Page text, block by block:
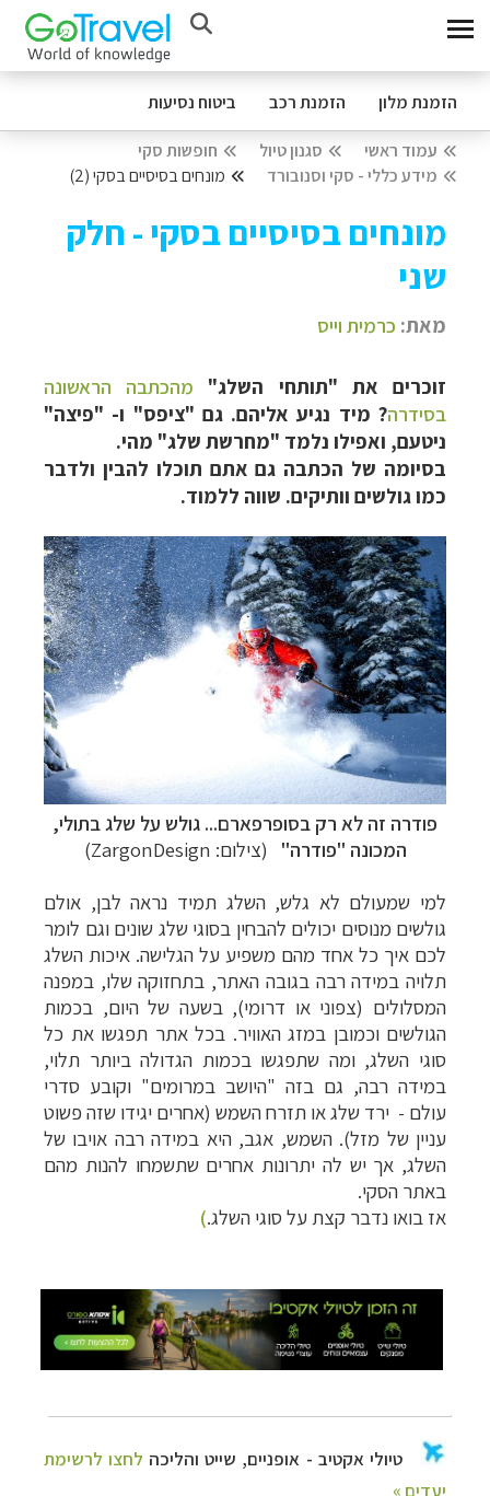
הזמנת מלון הזמנת רכב ביטוח נסיעות
עמוד ראשי סגנון טיול
חופשות סקי
מידע כללי - סקי וסנובורד
מונחים בסיסיים בסקי (2)
מונחים בסיסיים בסקי - חלק
שני
מאת: כרמית וייס
זוכרים את "תותחי השלג" מהכתבה הראשונה
בסידרה? מיד נגיע אליהם. גם "ציפס" ו- "פיצה"
ניטעם, ואפילו נלמד "מחרשת שלג" מהי.
בסיומה של הכתבה גם אתם תוכלו להבין ולדבר
כמו גולשים וותיקים. שווה ללמוד.
פודרה זה לא רק בסופרפארם... גולש על שלג בתולי,
המכונה "פודרה" (צילום: ZargonDesign
)
למי שמעולם לא גלש, השלג תמיד נראה לבן, אולם
גולשים מנוסים יכולים להבחין בסוגי שלג שונים וגם לומר
לכם איך כל אחד מהם משפיע על הגלישה. איכות השלג
תלויה במידה רבה בגובה האתר, בתחזוקה שלו, במפנה
המסלולים (צפוני או דרומי), בשעה של היום, בכמות
הגולשים וכמובן במזג האוויר. בכל אתר תפגשו את כל
סוגי השלג, ומה שתפגשו בכמות הגדולה ביותר תלוי,
במידה רבה, גם בזה "היושב במרומים" וקובע סדרי
עולם - ירד שלג או תזרח השמש (אחרים יגידו שזה פשוט
עניין של מזל). השמש, אגב, היא במידה רבה אויבו של
השלג, אך יש לה יתרונות אחרים שתשמחו להנות מהם
באתר הסקי.
אז בואו נדבר קצת על סוגי השלג.)
טיולי אקטיב - אופניים, שייט והליכה
קרוזים והפלגות נופש לחצו לרשימת היעדים »